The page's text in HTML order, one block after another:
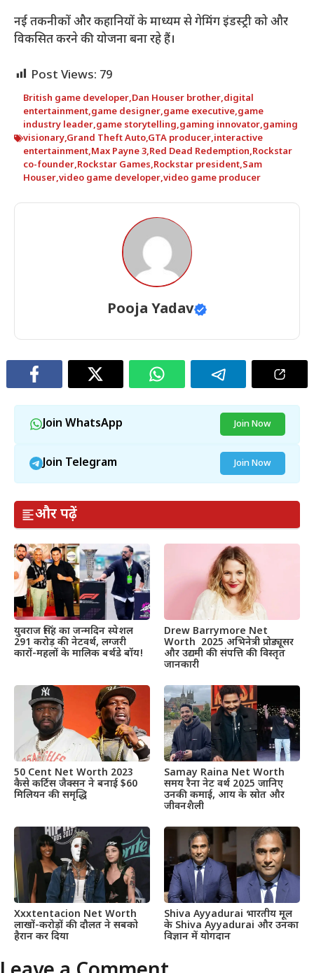
नई तकनीकों और कहानियों के माध्यम से गेमिंग इंडस्ट्री को और
विकसित करने की योजना बना रहे हैं।
Post Views: 79
British game developer,Dan Houser brother,digital
entertainment,game designer,game executive,game
industry leader,game storytelling,gaming innovator,gaming
visionary,Grand Theft Auto,GTA producer,interactive
entertainment,Max Payne 3,Red Dead Redemption,Rockstar
co-founder,Rockstar Games,Rockstar president,Sam
Houser,video game developer,video game producer
Pooja Yadav
Join WhatsApp Join Now
Join Telegram Join Now
और पढ़ें
युवराज सिंह का जन्मदिन स्पेशल
291 करोड़ की नेटवर्थ, लग्जरी
कारों-महलों के मालिक बर्थडे बॉय!
Drew Barrymore Net
Worth 2025 अभिनेत्री प्रोड्यूसर
और उद्यमी की संपत्ति की विस्तृत
जानकारी
50 Cent Net Worth 2023
कैसे कर्टिस जैक्सन ने बनाई $60
मिलियन की समृद्धि
Samay Raina Net Worth
समय रैना नेट वर्थ 2025 जानिए
उनकी कमाई, आय के स्रोत और
जीवनशैली
Xxxtentacion Net Worth
लाखों-करोड़ों की दौलत ने सबको
हैरान कर दिया
Shiva Ayyadurai भारतीय मूल
के Shiva Ayyadurai और उनका
विज्ञान में योगदान